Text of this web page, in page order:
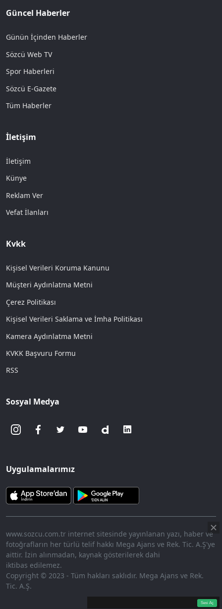
Aç
9.95%
Sesi Aç
Güncel Haberler
Günün İçinden Haberler
Sözcü Web TV
Spor Haberleri
Sözcü E-Gazete
Tüm Haberler
İletişim
İletişim
Künye
Reklam Ver
Vefat İlanları
Kvkk
Kişisel Verileri Koruma Kanunu
Müşteri Aydınlatma Metni
Çerez Politikası
Kişisel Verileri Saklama ve İmha Politikası
Kamera Aydınlatma Metni
KVKK Başvuru Formu
RSS
Sosyal Medya
Uygulamalarımız
www.sozcu.com.tr internet sitesinde yayınlanan yazı, haber ve
fotoğrafların her türlü telif hakkı Mega Ajans ve Rek. Tic. A.Ş'ye
aittir. İzin alınmadan, kaynak gösterilerek dahi
iktibas edilemez.
Copyright © 2023 - Tüm hakları saklıdır. Mega Ajans ve Rek.
Tic. A.Ş.